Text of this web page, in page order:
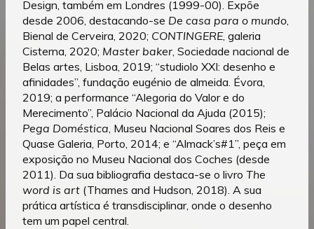
Design, também em Londres (1999-00). Expõe
desde 2006, destacando-se De casa para o mundo,
Bienal de Cerveira, 2020; CONTINGERE, galeria
Cisterna, 2020; Master baker, Sociedade nacional de
Belas artes, Lisboa, 2019; “studiolo XXI: desenho e
afinidades”, fundação eugénio de almeida. Évora,
2019; a performance “Alegoria do Valor e do
Merecimento”, Palácio Nacional da Ajuda (2015);
Pega Doméstica, Museu Nacional Soares dos Reis e
Quase Galeria, Porto, 2014; e “Almack’s#1”, peça em
exposição no Museu Nacional dos Coches (desde
2011). Da sua bibliografia destaca-se o livro The
word is art (Thames and Hudson, 2018). A sua
prática artística é transdisciplinar, onde o desenho
tem um papel central.